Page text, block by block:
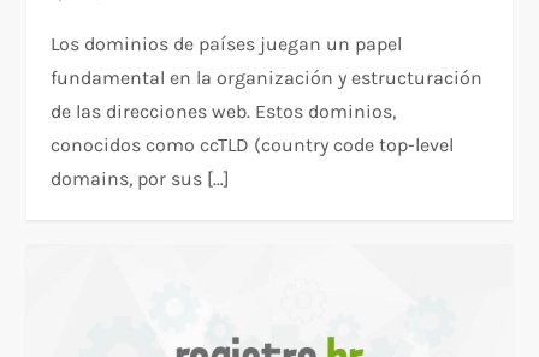
Los dominios de países juegan un papel
fundamental en la organización y estructuración
de las direcciones web. Estos dominios,
conocidos como ccTLD (country code top-level
domains, por sus […]